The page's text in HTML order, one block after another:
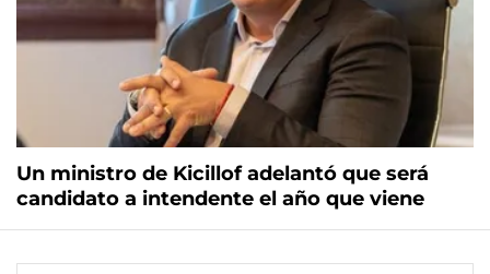
Un ministro de Kicillof adelantó que será
candidato a intendente el año que viene